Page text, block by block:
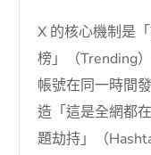
X 的核心機制是
榜」（Trending
帳號在同一時間
造「這是全網都
題劫持」（